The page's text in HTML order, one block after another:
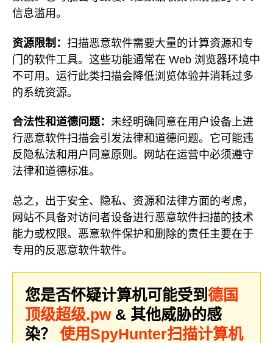
信息滥用。
资源限制： 扫描恶意软件需要大量的计算资源和专
门的软件工具。这些功能通常在 Web 浏览器环境中
不可用。运行此类扫描会降低浏览体验并消耗过多
的系统资源。
合法性和道德问题： 未经明确同意在用户设备上进
行恶意软件扫描会引发法律和道德问题。它可能违
反隐私法和用户同意原则。网站在运营中必须遵守
法律和道德标准。
总之，出于安全、隐私、资源和法律方面的考虑，
网站不具备对访问者设备进行恶意软件扫描的技术
能力或权限。恶意软件保护和删除的责任主要在于
专用的反恶意软件软件。
您是否怀疑计算机可能受到 德国
顶级超级.pw& 其他威胁的感
染？ 使用SpyHunter扫描计算机